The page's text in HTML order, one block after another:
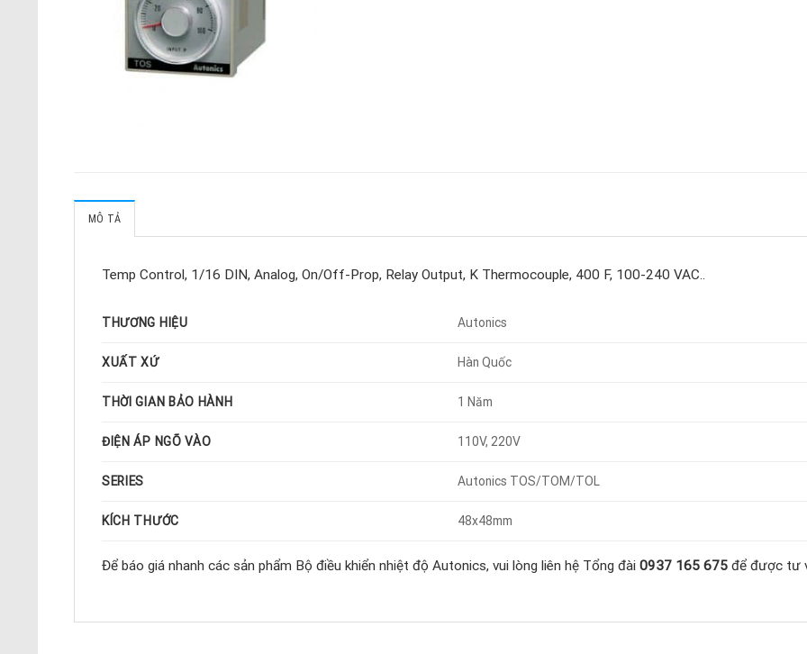
MÔ TẢ
Temp Control, 1/16 DIN, Analog, On/Off-Prop, Relay Output, K Thermocouple, 400 F, 100-240 VAC..
THƯƠNG HIỆU Autonics
XUẤT XỨ Hàn Quốc
THỜI GIAN BẢO HÀNH 1 Năm
ĐIỆN ÁP NGÕ VÀO 110V, 220V
SERIES Autonics TOS/TOM/TOL
KÍCH THƯỚC 48x48mm
Để báo giá nhanh các sản phẩm Bộ điều khiển nhiệt độ Autonics, vui lòng liên hệ Tổng đài 0937 165 675 để được tư